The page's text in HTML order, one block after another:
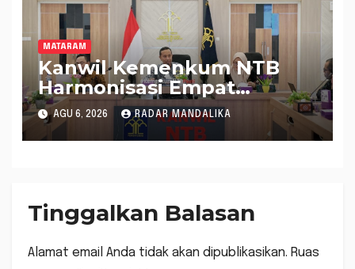
MATARAM
Kanwil Kemenkum NTB
Harmonisasi Empat
Rapergub untuk Perkuat
Kepastian Hukum di NTB
AGU 6, 2026 RADAR MANDALIKA
Tinggalkan Balasan
Alamat email Anda tidak akan dipublikasikan. Ruas